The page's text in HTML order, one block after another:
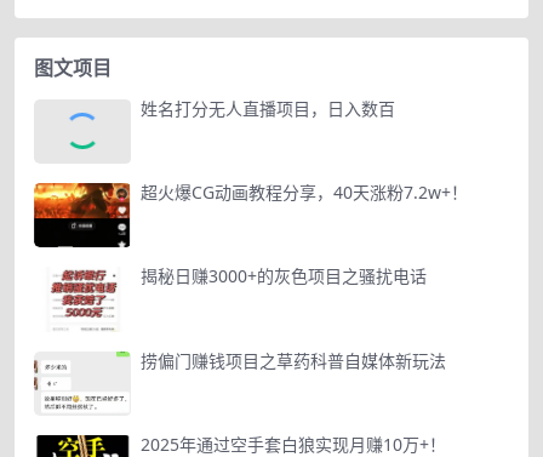
图文项目
姓名打分无人直播项目，日入数百
超火爆CG动画教程分享，40天涨粉7.2w+！
揭秘日赚3000+的灰色项目之骚扰电话
捞偏门赚钱项目之草药科普自媒体新玩法
2025年通过空手套白狼实现月赚10万+！